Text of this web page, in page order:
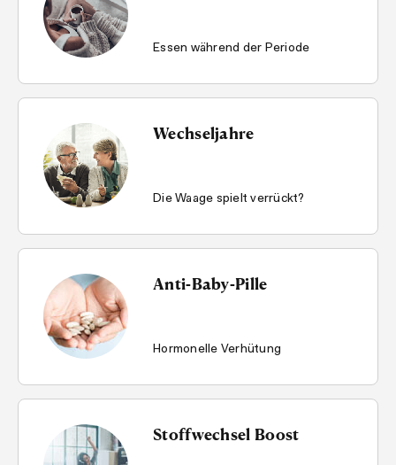
Essen während der Periode
Wechseljahre
Die Waage spielt verrückt?
Anti-Baby-Pille
Hormonelle Verhütung
Stoffwechsel Boost